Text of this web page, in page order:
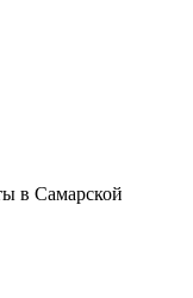
в Самарской